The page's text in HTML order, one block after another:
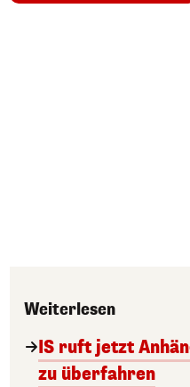
Weiterlesen
IS ruft jetzt
zu überfahren